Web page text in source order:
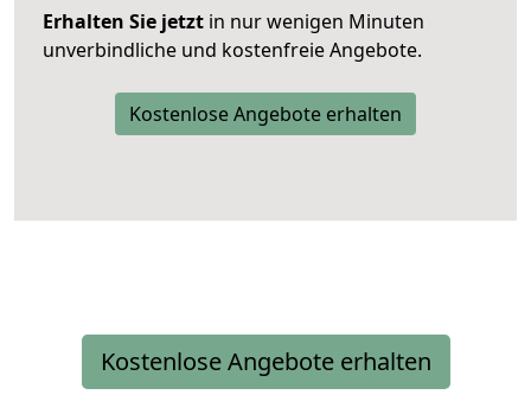
Erhalten Sie jetzt in nur wenigen Minuten
unverbindliche und kostenfreie Angebote.
Kostenlose Angebote erhalten
Kostenlose Angebote erhalten